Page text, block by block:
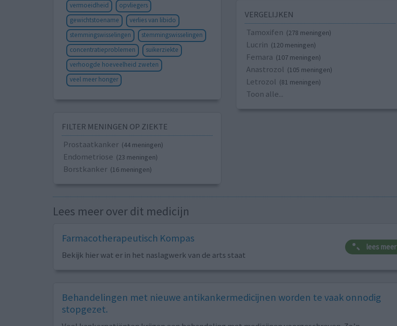
vermoeidheid
opvliegers
gewichtstoename
verlies van libido
stemmingswisselingen
stemmingswisselingen
concentratieproblemen
suikerziekte
verhoogde hoeveelheid zweten
veel meer honger
FILTER MENINGEN OP ZIEKTE
Prostaatkanker (44 meningen)
Endometriose (23 meningen)
Borstkanker (16 meningen)
VERGELIJKEN
Tamoxifen (278 meningen)
Lucrin (120 meningen)
Femara (107 meningen)
Anastrozol (105 meningen)
Letrozol (81 meningen)
Toon alle...
Lees meer over dit medicijn
Farmacotherapeutisch Kompas
Bekijk hier wat er in het naslagwerk van de arts staat
lees meer
Behandelingen met nieuwe antikankermedicijnen worden te vaak onnodig
stopgezet.